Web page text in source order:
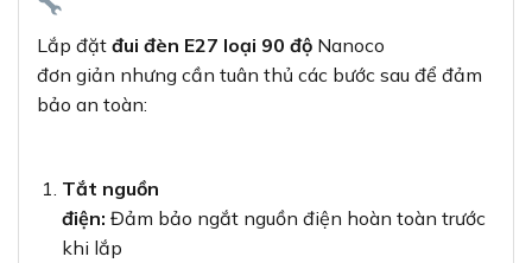
Lắp đặt đui đèn E27 loại 90 độ Nanoco
đơn giản nhưng cần tuân thủ các bước sau để đảm
bảo an toàn:
Tắt nguồn
điện: Đảm bảo ngắt nguồn điện hoàn toàn trước
khi lắp